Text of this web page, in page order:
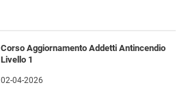
Corso Aggiornamento Addetti Antincendio
Livello 1
02-04-2026